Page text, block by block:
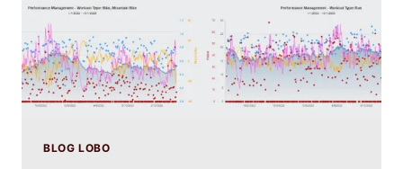
BLOG LOBO